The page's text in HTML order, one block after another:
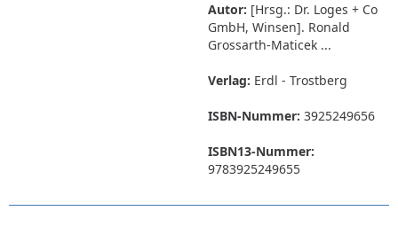
Autor: [Hrsg.: Dr. Loges + Co
GmbH, Winsen]. Ronald
Grossarth-Maticek ...
Verlag: Erdl - Trostberg
ISBN-Nummer: 3925249656
ISBN13-Nummer:
9783925249655